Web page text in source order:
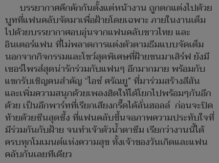
บรรยากาศคึกคักกันตั้งแต่หน้างาน ถูกตกแต่งไปด้วย
บูทที่แฟนคลับจัดมาเพื่อฝ้ายโดยเฉพาะ ภายในงานเต็ม
ไปด้วยบรรยากาศอบอุ่นจากแฟนคลับชาวไทย และ
อินเตอร์แฟน ที่ไม่พลาดการแต่งตัวตามธีมแบบจัดเต็ม
นอกจากกิจกรรมและโชว์สุดพิเศษที่ฝ้ายขนมาเสิร์ฟ ยังมี
เซอร์ไพรส์สุดน่ารักร่วมกับแฟนๆ อีกมากมาย พร้อมกับ
แขกรับเชิญคนสำคัญ “ไอซ์ ศรัณยู” ที่มาร่วมสร้างสีสัน
และเพิ่มความสนุกด้วยเพลงฮิตให้ได้โยกไปพร้อมๆกันอีก
ด้วย เป็นอีกพาร์ทที่เรียกเสียงกรี๊ดได้ลั่นฮอลล์ ก่อนจะปิด
ท้ายด้วยซีนสุดซึ้ง ที่แฟนคลับขึ้นจอภาพความประทับใจที่
มีร่วมกันกับฝ้าย จนทำเจ้าตัวน้ำตาซึม เรียกว่างานนี้ได้
ครบทุกโมเมนต์แห่งความสุข ทั้งเจ้าของวันเกิดและแฟน
คลับกันเลยทีเดียว